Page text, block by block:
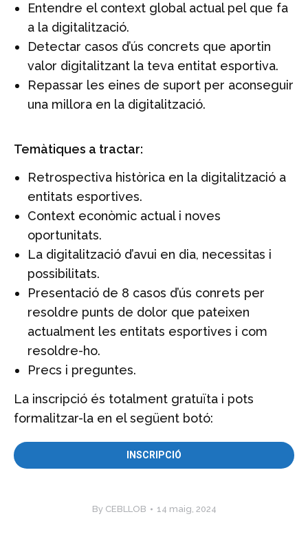
Entendre el context global actual pel que fa
a la digitalització.
Detectar casos d’ús concrets que aportin
valor digitalitzant la teva entitat esportiva.
Repassar les eines de suport per aconseguir
una millora en la digitalització.
Temàtiques a tractar:
Retrospectiva històrica en la digitalització a
entitats esportives.
Context econòmic actual i noves
oportunitats.
La digitalització d’avui en dia, necessitas i
possibilitats.
Presentació de 8 casos d’ús conrets per
resoldre punts de dolor que pateixen
actualment les entitats esportives i com
resoldre-ho.
Precs i preguntes.
La inscripció és totalment gratuïta i pots
formalitzar-la en el següent botó:
INSCRIPCIÓ
By CEBLLOB 14 maig, 2024